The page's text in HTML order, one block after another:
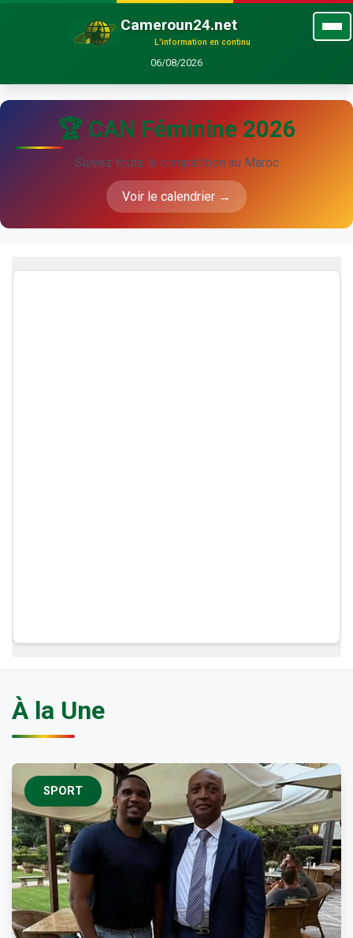
Cameroun24.net
L'information en continu
06/08/2026
🏆 CAN Féminine 2026
Suivez toute la compétition au Maroc
Voir le calendrier →
À la Une
SPORT